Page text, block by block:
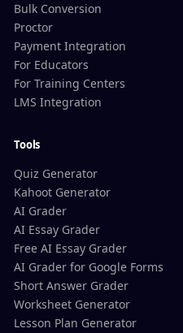
Bulk Conversion
Proctor
Payment Integration
For Educators
For Training Centers
LMS Integration
Tools
Quiz Generator
Kahoot Generator
AI Grader
AI Essay Grader
Free AI Essay Grader
AI Grader for Google Forms
Short Answer Grader
Worksheet Generator
Lesson Plan Generator